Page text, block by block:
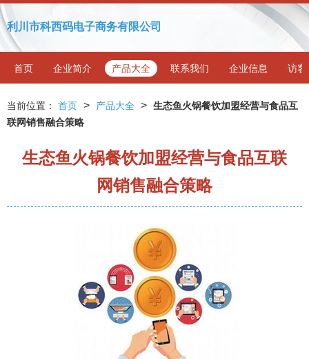
利川市科西码电子商务有限公司
首页 企业简介 产品大全 联系我们 企业信息 访客
当前位置： 首页 > 产品大全 > 生态鱼火锅餐饮加盟经营与食品互
联网销售融合策略
生态鱼火锅餐饮加盟经营与食品互联
网销售融合策略